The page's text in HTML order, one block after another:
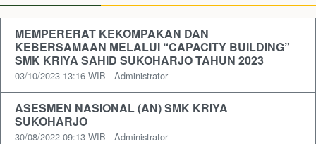
MEMPERERAT KEKOMPAKAN DAN
KEBERSAMAAN MELALUI “CAPACITY BUILDING”
SMK KRIYA SAHID SUKOHARJO TAHUN 2023
03/10/2023 13:16 WIB - Administrator
ASESMEN NASIONAL (AN) SMK KRIYA
SUKOHARJO
30/08/2022 09:13 WIB - Administrator